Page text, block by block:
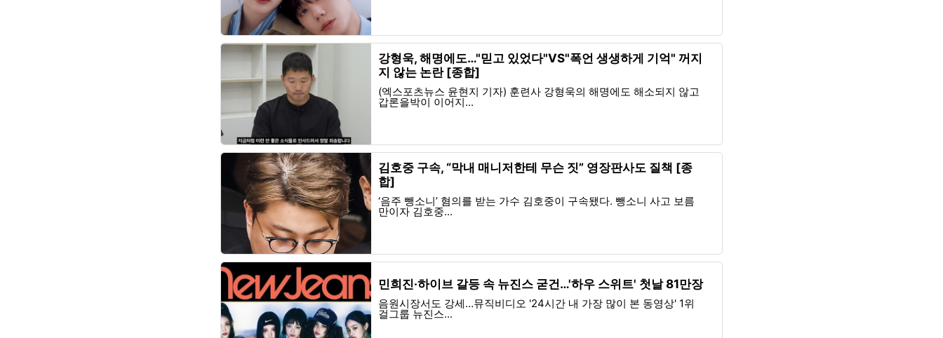
강형욱, 해명에도…"믿고 있었다"VS"폭언 생생하게 기억" 꺼지
지 않는 논란 [종합]
(엑스포츠뉴스 윤현지 기자) 훈련사 강형욱의 해명에도 해소되지 않고
갑론을박이 이어지...
김호중 구속, “막내 매니저한테 무슨 짓” 영장판사도 질책 [종
합]
‘음주 뺑소니’ 혐의를 받는 가수 김호중이 구속됐다. 뺑소니 사고 보름
만이자 김호중...
민희진·하이브 갈등 속 뉴진스 굳건…'하우 스위트' 첫날 81만장
음원시장서도 강세…뮤직비디오 '24시간 내 가장 많이 본 동영상' 1위
걸그룹 뉴진스...